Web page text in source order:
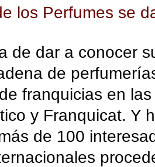
los Perfumes se
de dar a conocer
de
franquicias en
y Franquicat. Y
de 100